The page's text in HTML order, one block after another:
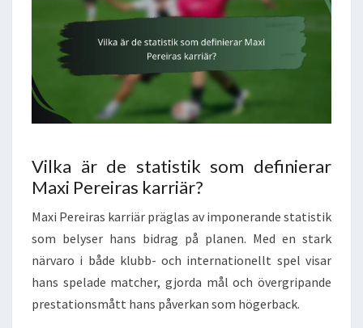
Vilka är de statistik som definierar
Maxi Pereiras karriär?
Maxi Pereiras karriär präglas av imponerande statistik
som belyser hans bidrag på planen. Med en stark
närvaro i både klubb- och internationellt spel visar
hans spelade matcher, gjorda mål och övergripande
prestationsmått hans påverkan som högerback.